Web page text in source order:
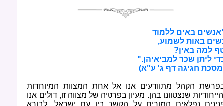
אנשים באים ללמוד
באות לשמוע,
למה באין?
ליתן שכר למביאיהן".
חגיגה דף ג' ע"א(
הקהל מתוודעים אנו אל אחת המצוות המיוחדות
שנצטוונו בהן. מעיון בפרטיה של מצווה זו, דולים אנו
נפלאים המורים על הקשר בין עם ישראל, לבורא